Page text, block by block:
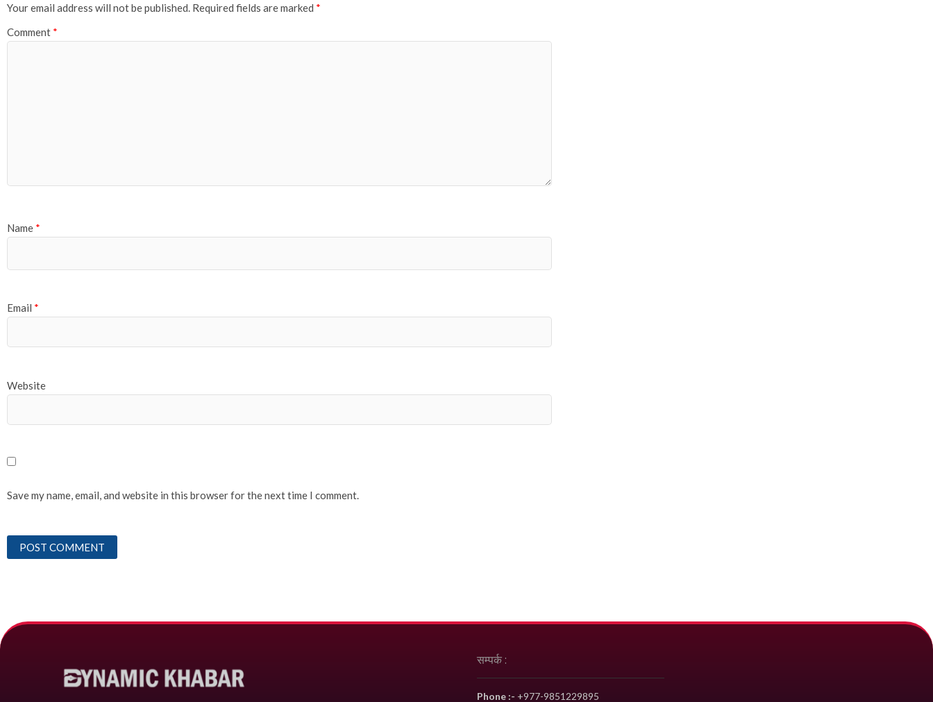
Your email address will not be published. Required fields are marked *
Comment *
Name *
Email *
Website
Save my name, email, and website in this browser for the next time I comment.
सम्पर्क :
Phone :- +977-9851229895